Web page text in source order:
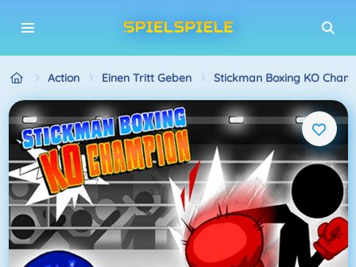
Action Einen Tritt Geben Stickman Boxing KO